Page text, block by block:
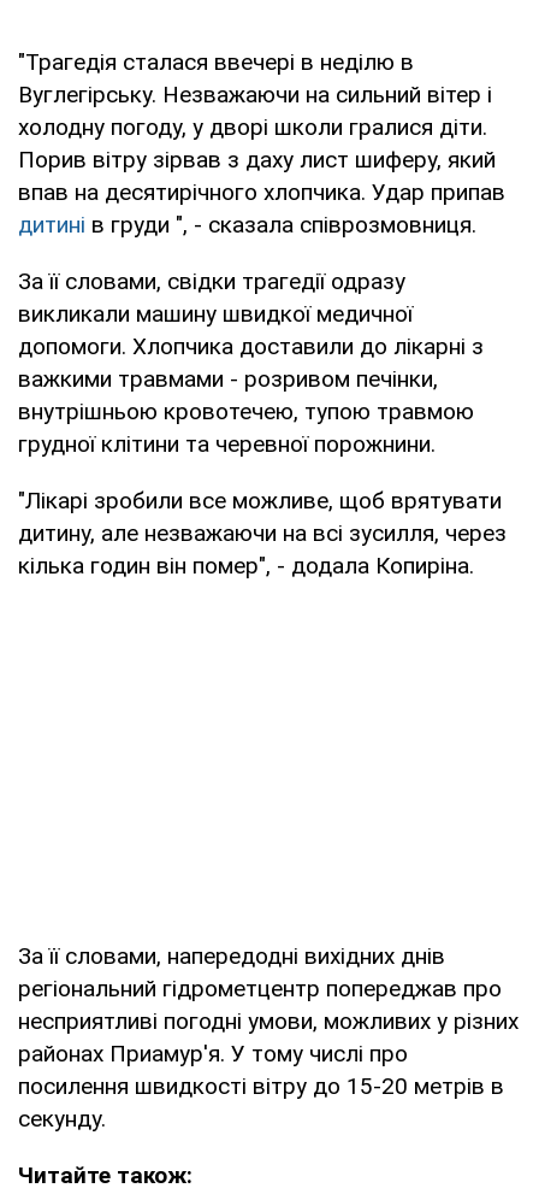
"Трагедія сталася ввечері в неділю в
Вуглегірську. Незважаючи на сильний вітер і
холодну погоду, у дворі школи гралися діти.
Порив вітру зірвав з даху лист шиферу, який
впав на десятирічного хлопчика. Удар припав
дитині в груди ", - сказала співрозмовниця.
За її словами, свідки трагедії одразу
викликали машину швидкої медичної
допомоги. Хлопчика доставили до лікарні з
важкими травмами - розривом печінки,
внутрішньою кровотечею, тупою травмою
грудної клітини та черевної порожнини.
"Лікарі зробили все можливе, щоб врятувати
дитину, але незважаючи на всі зусилля, через
кілька годин він помер", - додала Копиріна.
За її словами, напередодні вихідних днів
регіональний гідрометцентр попереджав про
несприятливі погодні умови, можливих у різних
районах Приамур'я. У тому числі про
посилення швидкості вітру до 15-20 метрів в
секунду.
Читайте також: